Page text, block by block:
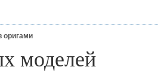
оригами
моделей